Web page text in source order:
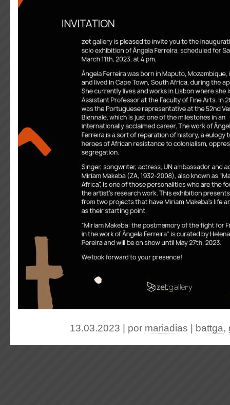
13.03.2023 | por mariadias battga,